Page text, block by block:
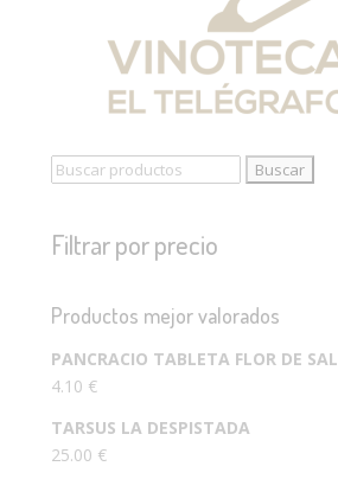
Buscar:
Filtrar por precio
Productos mejor valorados
PANCRACIO TABLETA FLOR DE SAL
4.10 €
TARSUS LA DESPISTADA
25.00 €